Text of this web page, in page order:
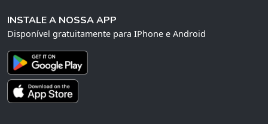
INSTALE A NOSSA APP
Disponível gratuitamente para IPhone e Android